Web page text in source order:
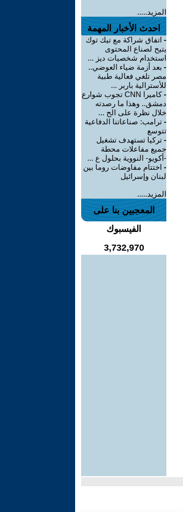
المزيد.....
احدث الأخبار المهمة
- اتفاق شراكة مع تيك توك
يتيح لصناع المحتوى
استخدام شخصيات ديز ...
- بعد أزمة ضياء العوضي..
مصر تلغي فعالية طبية
للأسترالية باربر ...
-
كاميرا CNN تجوب شوارع
دمشق.. وهذا ما رصدته
خلال نظرة على الح ...
- ترامب: صناعاتنا الدفاعية
تتوسع
- تركيا تستهدف تشغيل
جميع مفاعلات محطة
-أكويو- النووية بحلول ع ...
- اختتام مفاوضات روما بين
لبنان وإسرائيل
المزيد.....
المعجبين بنا على
الفيسبوك
3,732,970